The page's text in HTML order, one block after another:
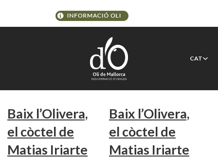
CAT
Matias Iriarte
Baix l’Olivera,
el còctel de
Matias Iriarte
Baix l’Olivera,
el còctel de
Matias Iriarte